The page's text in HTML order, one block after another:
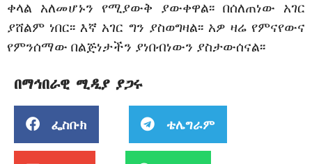
ቀላል አለመሆኑን የሚያውቅ ያውቀዋል፡፡ በሰለጠነው አገር
ያሸልም ነበር፡፡ እኛ አገር ግን ያስወግዛል፡፡ አዎ ዛሬ የምናየውና
የምንሰማው በልጅነታችን ያነበብነውን ያስታውሰናል፡፡
በማኅበራዊ ሚዲያ ያጋሩ
ፌስቡክ ቴሌግራም